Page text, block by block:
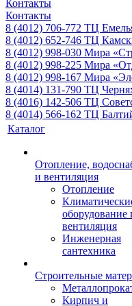
Контакты
Контакты
8 (4012) 706-772 ТЦ
8 (4012) 652-746 ТЦ
8 (4012) 998-030 Мира
8 (4012) 998-225 Мира
8 (4012) 998-167 Мира
8 (4014) 131-790 ТЦ
8 (4016) 142-506 ТЦ
8 (4014) 566-162 ТЦ
Каталог
Отопление,
и вентиляция
Отопление
оборудование
вентиляция
Инженерная
сантехника
Строительные
Кирпич и